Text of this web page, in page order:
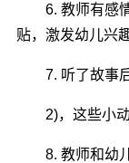
6. 教师有感情
贴，激发幼儿兴
7. 听了故事后
2)，这些小动
8. 教师和幼儿